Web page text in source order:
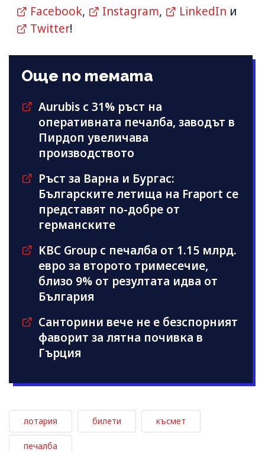
Facebook, Instagram, LinkedIn и
Twitter!
Още по темата
Aurubis с 31% ръст на
оперативната печалба, заводът в
Пирдоп увеличава
производството
Ръст за Варна и Бургас:
Българските летища на Fraport се
представят по-добре от
германските
KBC Group с печалба от 1.15 млрд.
евро за второто тримесечие,
близо 9% от резултата идва от
България
Санторини вече не е безспорният
фаворит за лятна почивка в
Гърция
лотария билети късмет
печалба